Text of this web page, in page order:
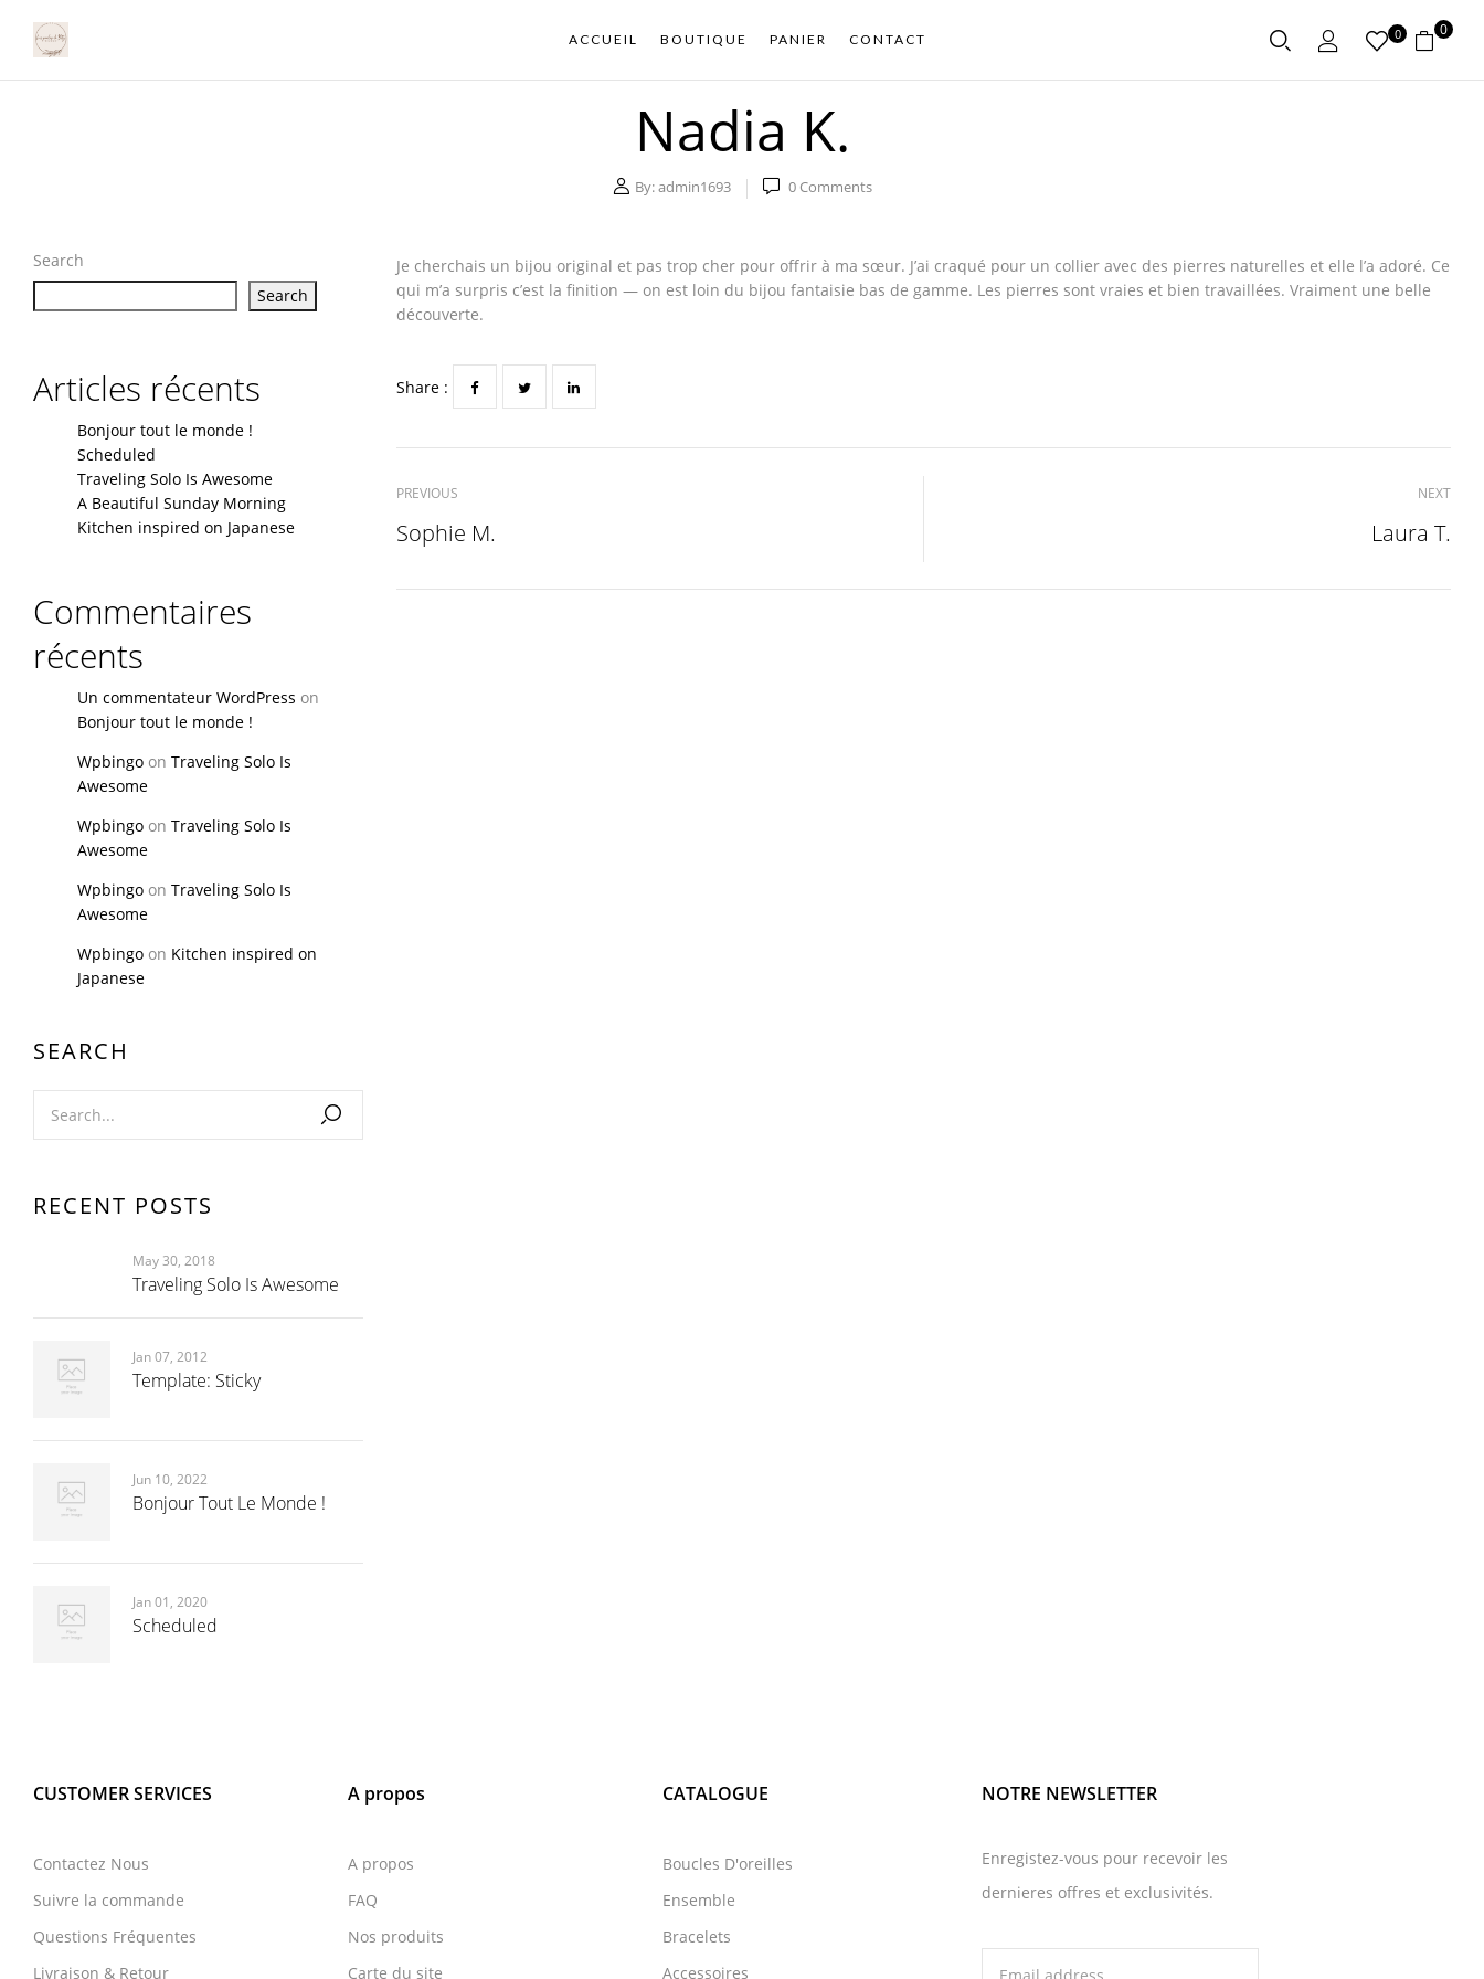
ACCUEIL BOUTIQUE PANIER CONTACT 0 0
Nadia K.
By:admin1693 0Comments
Search
Search
Articles récents
Bonjour tout le monde !
Scheduled
Traveling Solo Is Awesome
A Beautiful Sunday Morning
Kitchen inspired on Japanese
Commentaires
récents
Un commentateur WordPress on
Bonjour tout le monde !
Wpbingo on Traveling Solo Is
Awesome
Wpbingo on Traveling Solo Is
Awesome
Wpbingo on Traveling Solo Is
Awesome
Wpbingo on Kitchen inspired on
Japanese
SEARCH
RECENT POSTS
May 30, 2018
Traveling Solo Is Awesome
Jan 07, 2012
Template: Sticky
Jun 10, 2022
Bonjour Tout Le Monde !
Jan 01, 2020
Scheduled
Je cherchais un bijou original et pas trop cher pour offrir à ma sœur. J’ai craqué pour un collier avec des pierres naturelles et elle l’a adoré. Ce
qui m’a surpris c’est la finition — on est loin du bijou fantaisie bas de gamme. Les pierres sont vraies et bien travaillées. Vraiment une belle
découverte.
Share :
PREVIOUS
Sophie M.
NEXT
Laura T.
CUSTOMER SERVICES
Contactez Nous
Suivre la commande
Questions Fréquentes
Livraison & Retour
A propos
A propos
FAQ
Nos produits
Carte du site
CATALOGUE
Boucles D'oreilles
Ensemble
Bracelets
Accessoires
NOTRE NEWSLETTER
Enregistez-vous pour recevoir les
dernieres offres et exclusivités.